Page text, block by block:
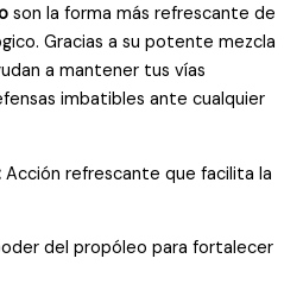
son la forma más refrescante de
Gracias a su potente mezcla
a mantener tus vías
imbatibles ante cualquier
Acción refrescante que facilita la
del propóleo para fortalecer